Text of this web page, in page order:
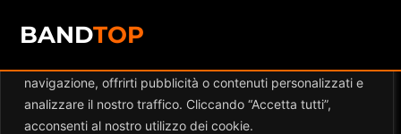
Diamo valore alla tua privacy
navigazione, offrirti pubblicità o contenuti personalizzati e
analizzare il nostro traffico. Cliccando “Accetta tutti”,
acconsenti al nostro utilizzo dei cookie.
BANDTOP
Events at this location